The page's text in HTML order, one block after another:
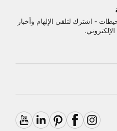
- اشترك لتلقي الإلهام وأخبار